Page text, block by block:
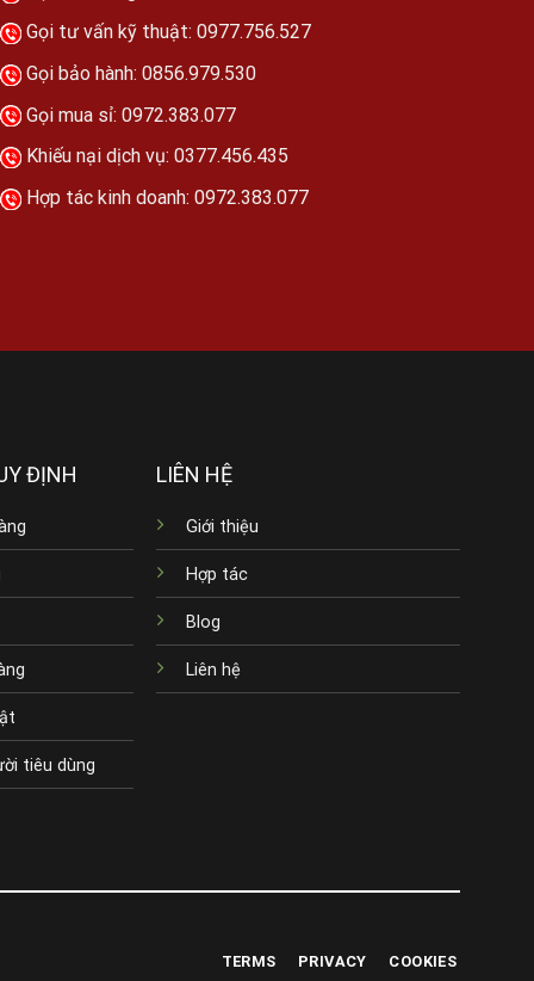
Gọi tư vấn kỹ thuật:0977.756.527
Gọi bảo hành:0856.979.530
Gọi mua sỉ:0972.383.077
Khiếu nại dịch vụ:0377.456.435
Hợp tác kinh doanh:0972.383.077
ĐỊNH
tiêu dùng
LIÊN HỆ
Giới thiệu
Hợp tác
Blog
Liên hệ
TERMS PRIVACY COOKIES